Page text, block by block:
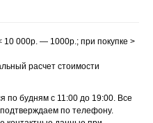
000р. — 1000р.; при покупке >
расчет стоимости
по будням с 11:00 до 19:00. Все
по телефону.